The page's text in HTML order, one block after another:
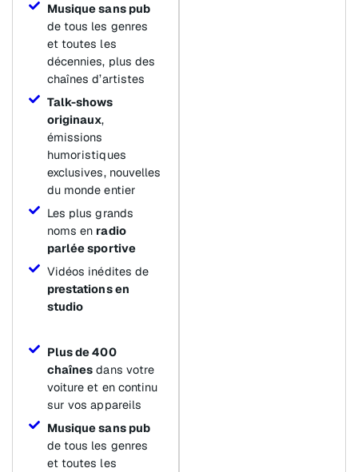
Musique sans pub
de tous les genres
et toutes les
décennies, plus des
chaînes d’artistes
Talk-shows
originaux,
émissions
humoristiques
exclusives, nouvelles
du monde entier
Les plus grands
noms en radio
parlée sportive
Vidéos inédites de
prestations en
studio
Plus de 400
chaînes dans votre
voiture et en continu
sur vos appareils
Musique sans pub
de tous les genres
et toutes les